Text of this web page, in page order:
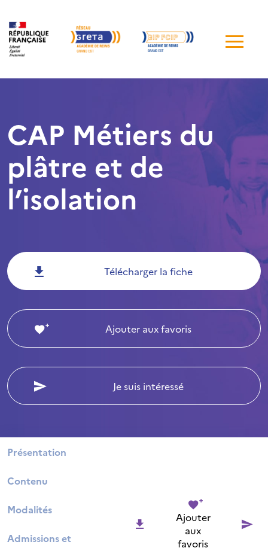
de
CAP Métiers du
plâtre et de
l’isolation
Télécharger la fiche
Ajouter aux favoris
Je suis intéressé
Présentation
Contenu
Modalités
Admissions et
Ajouter
aux
favoris